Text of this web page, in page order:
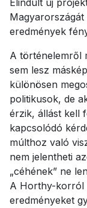
Elindult új
eredmények
A történelemről
sem lesz
különösen
politikusok, de
érzik, állást kell
kapcsolódó
múlthoz való
nem jelentheti
„céhének” ne
A Horthy-korról
eredményeket